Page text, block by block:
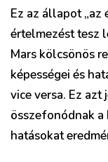
Ez az állapot „az
értelmezést tesz
Mars kölcsönös
képességei és
vice versa. Ez azt
összefonódnak a
hatásokat